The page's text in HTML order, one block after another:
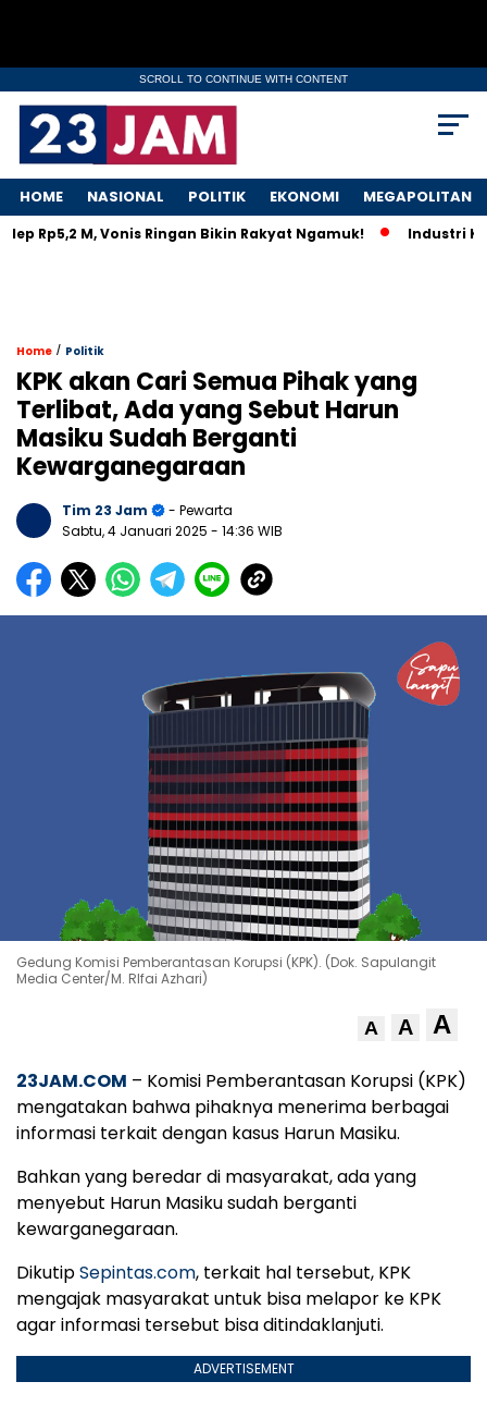
SCROLL TO CONTINUE WITH CONTENT
HOME NASIONAL POLITIK EKONOMI MEGAPOLITAN
M, Vonis Ringan Bikin Rakyat Ngamuk! Industri Kapal
Home / Politik
KPK akan Cari Semua Pihak yang
Terlibat, Ada yang Sebut Harun
Masiku Sudah Berganti
Kewarganegaraan
Tim 23 Jam
- Pewarta
Sabtu, 4 Januari 2025 - 14:36 WIB
Gedung Komisi Pemberantasan Korupsi (KPK). (Dok. Sapulangit
Media Center/M. RIfai Azhari)
A A A
23JAM.COM – Komisi Pemberantasan Korupsi (KPK)
mengatakan bahwa pihaknya menerima berbagai
informasi terkait dengan kasus Harun Masiku.
Bahkan yang beredar di masyarakat, ada yang
menyebut Harun Masiku sudah berganti
kewarganegaraan.
DikutipSepintas.com, terkait hal tersebut, KPK
mengajak masyarakat untuk bisa melapor ke KPK
agar informasi tersebut bisa ditindaklanjuti.
ADVERTISEMENT